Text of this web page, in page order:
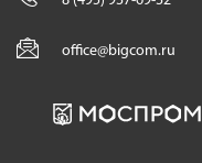
office@bigcom.ru